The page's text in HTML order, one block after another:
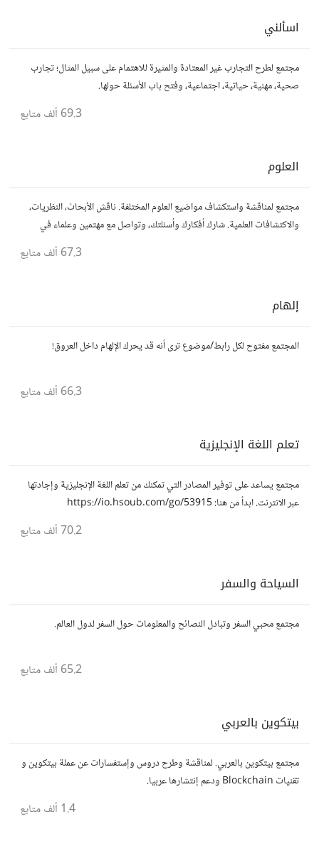
اسألني
مجتمع لطرح التجارب غير المعتادة والمثيرة للاهتمام على سبيل المثال؛ تجارب
صحية، مهنية، حياتية، اجتماعية، وفتح باب الأسئلة حولها.
69.3 ألف متابع
العلوم
مجتمع لمناقشة واستكشاف مواضيع العلوم المختلفة. ناقش الأبحاث، النظريات،
والاكتشافات العلمية. شارك أفكارك وأسئلتك، وتواصل مع مهتمين وعلماء في
67.3 ألف متابع
إلهام
المجتمع مفتوح لكل رابط/موضوع ترى أنه قد يحرك الإلهام داخل العروق!
66.3 ألف متابع
تعلم اللغة الإنجليزية
مجتمع يساعد على توفير المصادر التي تمكنك من تعلم اللغة الإنجليزية وإجادتها
عبر الانترنت. ابدأ من هنا: https://io.hsoub.com/go/53915
70.2 ألف متابع
السياحة والسفر
مجتمع محبي السفر وتبادل النصائح والمعلومات حول السفر لدول العالم.
65.2 ألف متابع
بيتكوين بالعربي
مجتمع بيتكوين بالعربي. لمناقشة وطرح دروس وإستفسارات عن عملة بيتكوين و
تقنيات Blockchain ودعم إنتشارها عربيا.
1.4 ألف متابع